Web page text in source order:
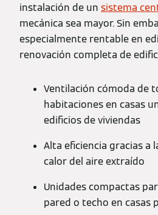
instalación de un sistema
mecánica sea mayor. Sin
especialmente rentable en
renovación completa de
Ventilación cómoda de
habitaciones en casas
edificios de viviendas
Alta eficiencia gracias a
calor del aire extraído
Unidades compactas
pared o techo en casas